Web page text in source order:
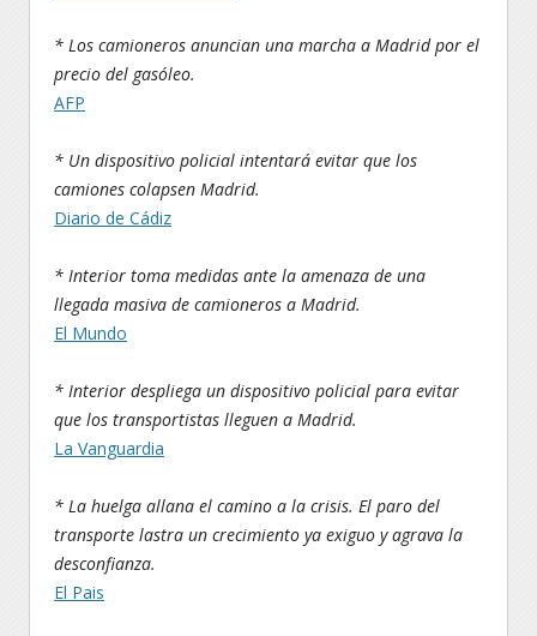
* Los camioneros anuncian una marcha a Madrid por el
precio del gasóleo.
AFP
* Un dispositivo policial intentará evitar que los
camiones colapsen Madrid.
Diario de Cádiz
* Interior toma medidas ante la amenaza de una
llegada masiva de camioneros a Madrid.
El Mundo
* Interior despliega un dispositivo policial para evitar
que los transportistas lleguen a Madrid.
La Vanguardia
* La huelga allana el camino a la crisis. El paro del
transporte lastra un crecimiento ya exiguo y agrava la
desconfianza.
El Pais